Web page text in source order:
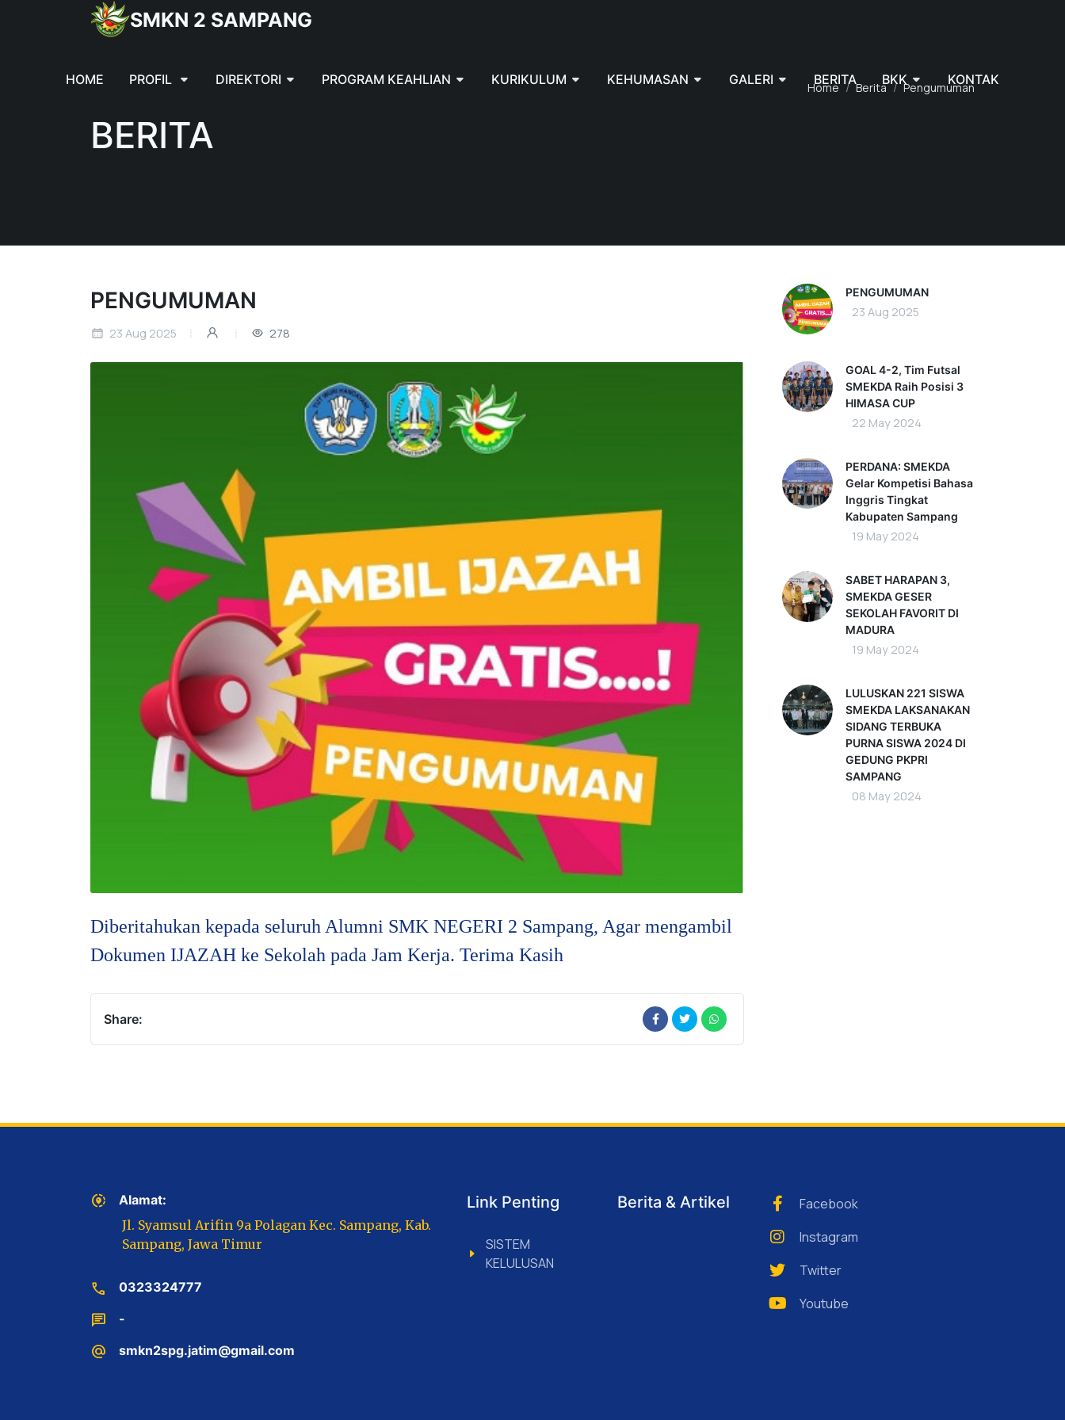
SMKN 2 SAMPANG
HOME PROFIL DIREKTORI PROGRAM KEAHLIAN KURIKULUM KEHUMASAN GALERI BERITA BKK KONTAK
BERITA
Home Berita Pengumuman
PENGUMUMAN
23 Aug 2025 278
Diberitahukan kepada seluruh Alumni SMK NEGERI 2 Sampang, Agar mengambil
Dokumen IJAZAH ke Sekolah pada Jam Kerja. Terima Kasih
Share:
PENGUMUMAN
23 Aug 2025
GOAL 4-2, Tim Futsal
SMEKDA Raih Posisi 3
HIMASA CUP
22 May 2024
PERDANA: SMEKDA
Gelar Kompetisi Bahasa
Inggris Tingkat
Kabupaten Sampang
19 May 2024
SABET HARAPAN 3,
SMEKDA GESER
SEKOLAH FAVORIT DI
MADURA
19 May 2024
LULUSKAN 221 SISWA
SMEKDA LAKSANAKAN
SIDANG TERBUKA
PURNA SISWA 2024 DI
GEDUNG PKPRI
SAMPANG
08 May 2024
share_location
Alamat:
Jl. Syamsul Arifin 9a Polagan Kec. Sampang, Kab.
Sampang, Jawa Timur
call 0323324777
chat -
alternate_email smkn2spg.jatim@gmail.com
Link Penting
SISTEM
KELULUSAN
Berita & Artikel
Facebook
Instagram
Twitter
Youtube